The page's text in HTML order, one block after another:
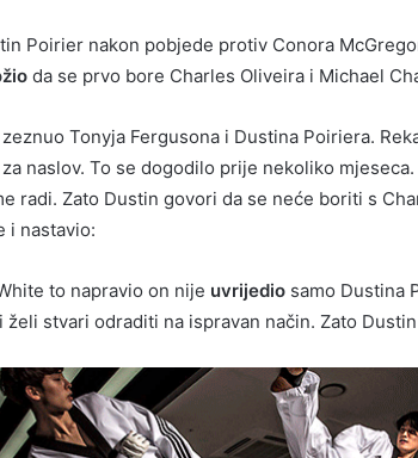
Poirier nakon pobjede protiv Conora
da se prvo bore Charles Oliveira i Michael
Tonyja Fergusona i Dustina Poiriera.
naslov. To se dogodilo prije nekoliko
radi. Zato Dustin govori da se neće boriti s
i nastavio:
to napravio on nije uvrijedio samo Dustina
želi stvari odraditi na ispravan način. Zato